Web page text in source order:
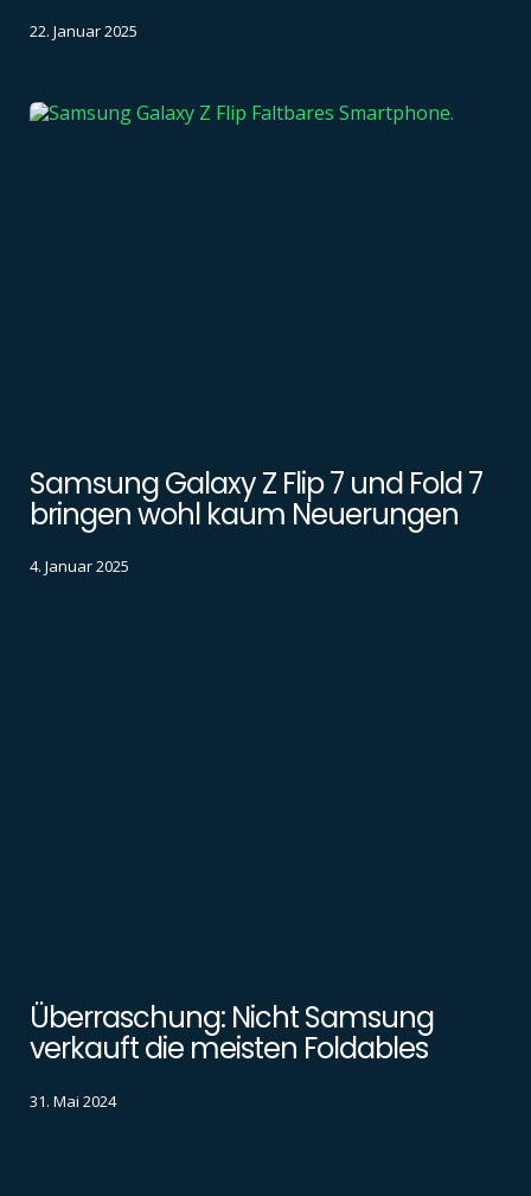
22. Januar 2025
Samsung Galaxy Z Flip 7 und Fold 7
bringen wohl kaum Neuerungen
4. Januar 2025
Überraschung: Nicht Samsung
verkauft die meisten Foldables
31. Mai 2024